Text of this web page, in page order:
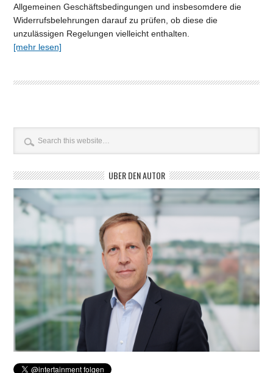
Allgemeinen Geschäftsbedingungen und insbesomdere die
Widerrufsbelehrungen darauf zu prüfen, ob diese die
unzulässigen Regelungen vielleicht enthalten.
[mehr lesen]
ÜBER DEN AUTOR